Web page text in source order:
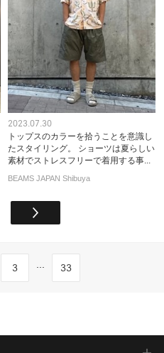
2023.07.30
トップスのカラーを拾うことを意識し
たスタイリング。 ショーツは夏らしい
素材でストレスフリーで着用する事...
BEAMS JAPAN Shibuya
3 ... 33